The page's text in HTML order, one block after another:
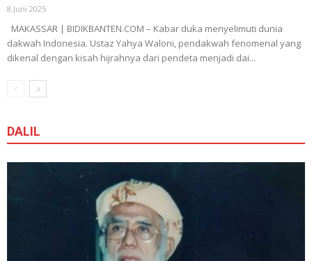
8 Juni 2025
MAKASSAR | BIDIKBANTEN.COM – Kabar duka menyelimuti dunia
dakwah Indonesia. Ustaz Yahya Waloni, pendakwah fenomenal yang
dikenal dengan kisah hijrahnya dari pendeta menjadi dai...
DALIL